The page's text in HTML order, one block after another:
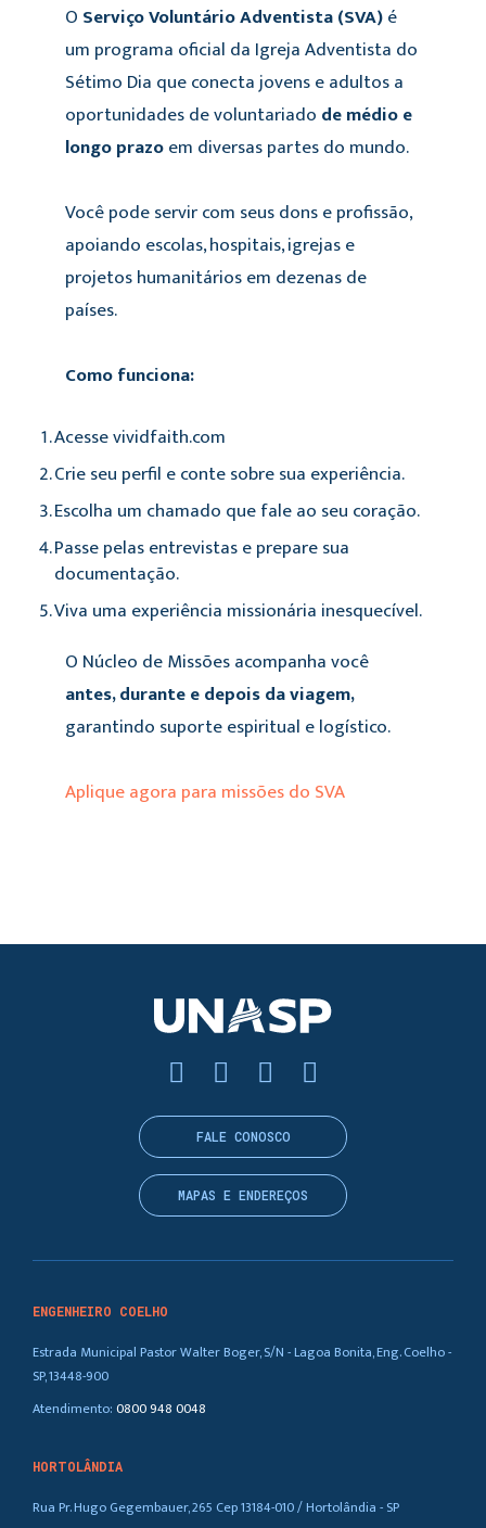
O Serviço Voluntário Adventista (SVA)é
um programa oficial da Igreja Adventista do
Sétimo Dia que conecta jovens e adultos a
oportunidades de voluntariado de médio e
longo prazoem diversas partes do mundo.
Você pode servir com seus dons e profissão,
apoiando escolas, hospitais, igrejas e
projetos humanitários em dezenas de
países.
Como funciona:
Acesse vividfaith.com
Crie seu perfil e conte sobre sua experiência.
Escolha um chamado que fale ao seu coração.
Passe pelas entrevistas e prepare sua
documentação.
Viva uma experiência missionária inesquecível.
O Núcleo de Missões acompanha você
antes, durante e depois da viagem,
garantindo suporte espiritual e logístico.
Aplique agora para missões do SVA
ENGENHEIRO COELHO
Estrada Municipal Pastor Walter Boger, S/N - Lagoa Bonita, Eng. Coelho -
SP, 13448-900
Atendimento:0800 948 0048
HORTOLÂNDIA
Rua Pr. Hugo Gegembauer, 265 Cep 13184-010 / Hortolândia - SP
FALE CONOSCO
MAPAS E ENDEREÇOS